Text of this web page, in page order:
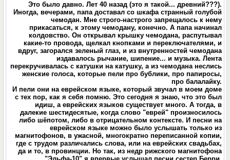
Это было давно. Лет 40 назад (это я такой... древний???).
Иногда, вечерами, папа доставал со шкафа странный голубой
чемодан. Мне строго-настрого запрещалось к нему
прикасаться, к этому чемодану, конечно. А папа начинал
колдовство. Он открывал крышку чемодана, распутывал
какие-то провода, щелкал кнопками и переключателями, и
вдруг, загорался зеленый глаз, и из внутренностей чемодана
издавалось рычание, шипение... и музыка. Лента
перекручивалась с катушки на катушку, а из чемодана неслись
женские голоса, которые пели про бублики, про папиросы,
про балалайку.
И пели они на еврейском языке, который звучал в моем доме
с тех пор, как я себя помню. Это сегодня я знаю, что это был
идиш, а еврейских языков существует много. А тогда, в
далекие шестидесятые, когда слово "еврей" произносилось
либо шёпотом, либо в отрицательном контексте. И песни на
еврейском языке можно было услышать только из
магнитофонов, в ужасной, многократно переписанной копии,
где с трудом различались слова, или на еврейских свадьбах,
да и то, в провинции. Но так, из недр рижского магнитофона